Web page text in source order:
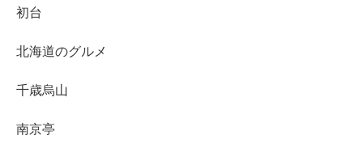
初台
北海道のグルメ
千歳烏山
南京亭